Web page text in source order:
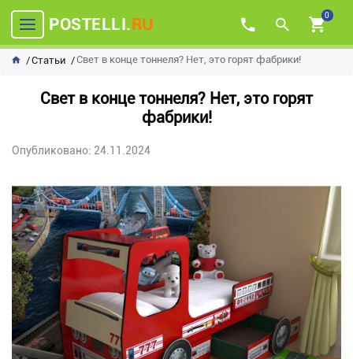
POSTELLI.RU 0
Статьи Свет в конце тоннеля? Нет, это горят фабрики!
Свет в конце тоннеля? Нет, это горят
фабрики!
Опубликовано: 24.11.2024